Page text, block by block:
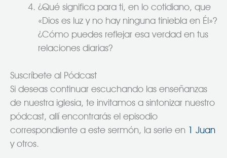
¿Qué significa para ti, en lo cotidiano, que
«Dios es luz y no hay ninguna tiniebla en Él»?
¿Cómo puedes reflejar esa verdad en tus
relaciones diarias?
Suscríbete al Pódcast
Si deseas continuar escuchando las enseñanzas
de nuestra iglesia, te invitamos a sintonizar nuestro
pódcast, allí encontrarás el episodio
correspondiente a este sermón, la serie en 1 Juan
y otros.